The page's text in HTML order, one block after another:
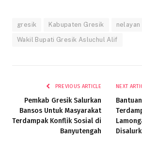
gresik Kabupaten Gresik nelayan
Wakil Bupati Gresik Asluchul Alif
PREVIOUS ARTICLE
Pemkab Gresik Salurkan
Bansos Untuk Masyarakat
Terdampak Konflik Sosial di
Banyutengah
NEXT